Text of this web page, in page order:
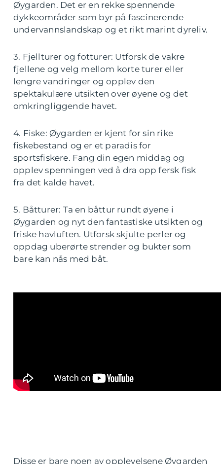
Øygarden. Det er en rekke spennende
dykkeområder som byr på fascinerende
undervannslandskap og et rikt marint dyreliv.
3. Fjellturer og fotturer: Utforsk de vakre
fjellene og velg mellom korte turer eller
lengre vandringer og opplev den
spektakulære utsikten over øyene og det
omkringliggende havet.
4. Fiske: Øygarden er kjent for sin rike
fiskebestand og er et paradis for
sportsfiskere. Fang din egen middag og
opplev spenningen ved å dra opp fersk fisk
fra det kalde havet.
5. Båtturer: Ta en båttur rundt øyene i
Øygarden og nyt den fantastiske utsikten og
friske havluften. Utforsk skjulte perler og
oppdag uberørte strender og bukter som
bare kan nås med båt.
Disse er bare noen av opplevelsene Øygarden